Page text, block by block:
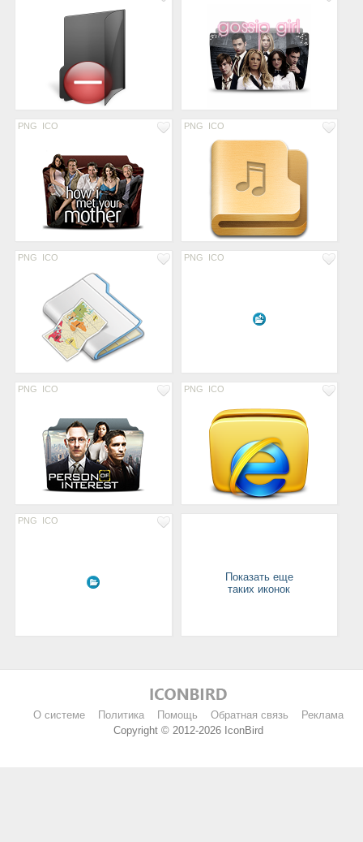
PNG ICO PNG ICO
PNG ICO PNG ICO
PNG ICO PNG ICO
PNG ICO
Показать еще
таких иконок
О системе Политика Помощь Обратная связь
Реклама
Copyright © 2012-2026 IconBird